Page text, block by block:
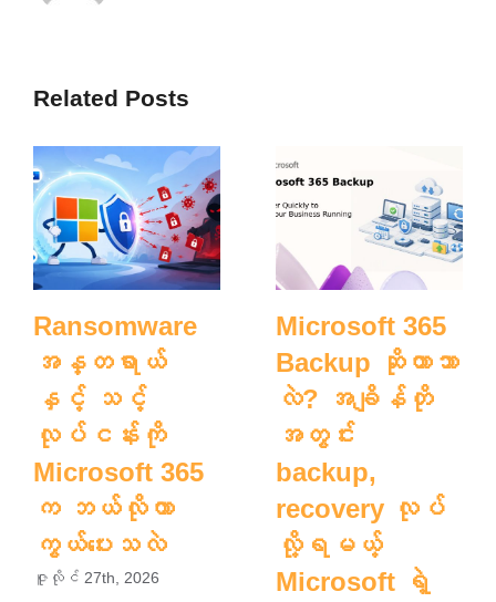
Related Posts
Ransomware
အန္တရာယ်
နှင့် သင့်
လုပ်ငန်းကို
Microsoft 365
က ဘယ်လိုကာ
ကွယ်ပေးသလဲ
ဇူလိုင် 27th, 2026
Microsoft 365
Backup ဆိုတာဘာ
လဲ? အချိန်တို
အတွင်း
backup,
recovery လုပ်
လို့ရမယ့်
Microsoft ရဲ့